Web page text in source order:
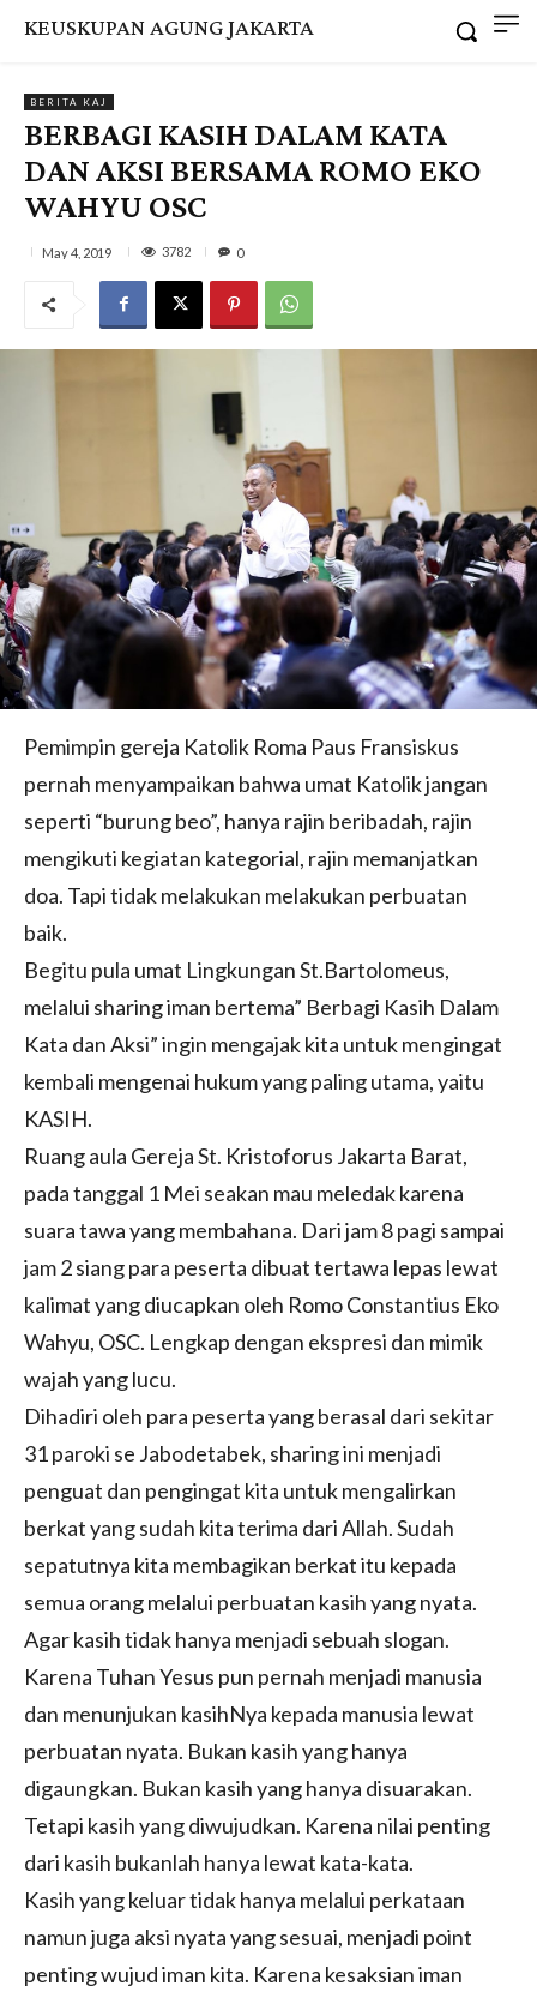
KEUSKUPAN AGUNG JAKARTA
BERITA KAJ
BERBAGI KASIH DALAM KATA
DAN AKSI BERSAMA ROMO EKO
WAHYU OSC
May 4, 2019 3782 0
Pemimpin gereja Katolik Roma Paus Fransiskus
pernah menyampaikan bahwa umat Katolik jangan
seperti “burung beo”, hanya rajin beribadah, rajin
mengikuti kegiatan kategorial, rajin memanjatkan
doa. Tapi tidak melakukan melakukan perbuatan
baik.
Begitu pula umat Lingkungan St.Bartolomeus,
melalui sharing iman bertema” Berbagi Kasih Dalam
Kata dan Aksi” ingin mengajak kita untuk mengingat
kembali mengenai hukum yang paling utama, yaitu
KASIH.
Ruang aula Gereja St. Kristoforus Jakarta Barat,
pada tanggal 1 Mei seakan mau meledak karena
suara tawa yang membahana. Dari jam 8 pagi sampai
jam 2 siang para peserta dibuat tertawa lepas lewat
kalimat yang diucapkan oleh Romo Constantius Eko
Wahyu, OSC. Lengkap dengan ekspresi dan mimik
wajah yang lucu.
Dihadiri oleh para peserta yang berasal dari sekitar
31 paroki se Jabodetabek, sharing ini menjadi
penguat dan pengingat kita untuk mengalirkan
berkat yang sudah kita terima dari Allah. Sudah
sepatutnya kita membagikan berkat itu kepada
semua orang melalui perbuatan kasih yang nyata.
Agar kasih tidak hanya menjadi sebuah slogan.
Karena Tuhan Yesus pun pernah menjadi manusia
dan menunjukan kasihNya kepada manusia lewat
perbuatan nyata. Bukan kasih yang hanya
digaungkan. Bukan kasih yang hanya disuarakan.
Tetapi kasih yang diwujudkan. Karena nilai penting
dari kasih bukanlah hanya lewat kata-kata.
Kasih yang keluar tidak hanya melalui perkataan
namun juga aksi nyata yang sesuai, menjadi point
penting wujud iman kita. Karena kesaksian iman